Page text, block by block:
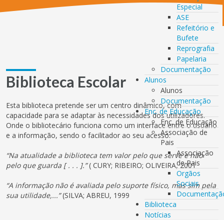
Especial
ASE
Refeitório e
Bufete
Reprografia
Papelaria
Documentação
Alunos
Alunos
Documentação
Enc. de Educação
Enc. de Educação
Associação de
Pais
Associação
de Pais
Orgãos
Sociais
Biblioteca
Notícias
Biblioteca Escolar
Esta biblioteca pretende ser um centro dinâmico, com
capacidade para se adaptar às necessidades dos utilizadores.
Onde o bibliotecário funciona como um interface entre o usuário
e a informação, sendo o facilitador ao seu acesso.
“Na atualidade a biblioteca tem valor pelo que serve e não
pelo que guarda [ . . . ].”( CURY; RIBEIRO; OLIVEIRA, 2001
“A informação não é avaliada pelo suporte físico, mas sim pela
sua utilidade,...”(SILVA; ABREU, 1999